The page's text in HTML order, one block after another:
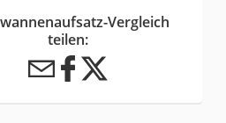
Vergleich
teilen: